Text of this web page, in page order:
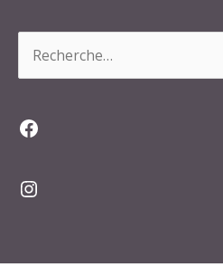
Facebook
Instagram